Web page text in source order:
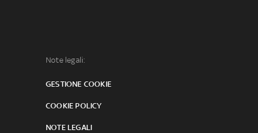
Note legali:
GESTIONE COOKIE
COOKIE POLICY
NOTE LEGALI